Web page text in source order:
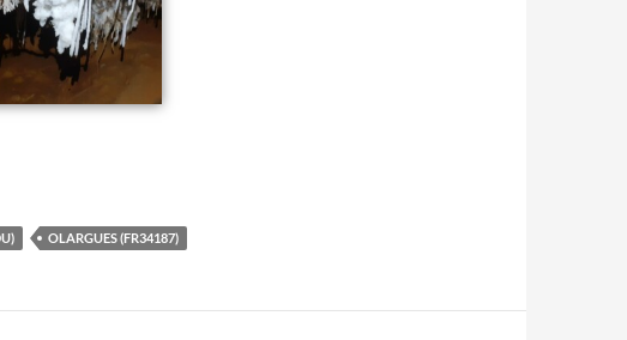
OLARGUES (FR34187)